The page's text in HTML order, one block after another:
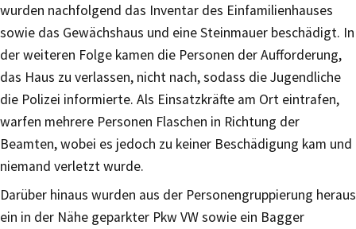
wurden nachfolgend das Inventar des Einfamilienhauses
sowie das Gewächshaus und eine Steinmauer beschädigt. In
der weiteren Folge kamen die Personen der Aufforderung,
das Haus zu verlassen, nicht nach, sodass die Jugendliche
die Polizei informierte. Als Einsatzkräfte am Ort eintrafen,
warfen mehrere Personen Flaschen in Richtung der
Beamten, wobei es jedoch zu keiner Beschädigung kam und
niemand verletzt wurde.
Darüber hinaus wurden aus der Personengruppierung heraus
ein in der Nähe geparkter Pkw VW sowie ein Bagger